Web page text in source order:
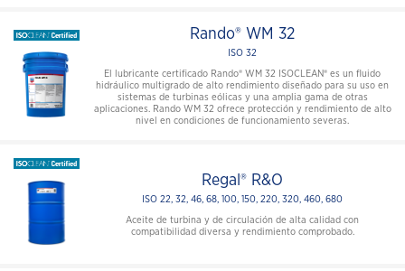
Rando® WM 32
ISO 32
El lubricante certificado Rando® WM 32 ISOCLEAN® es un fluido
hidráulico multigrado de alto rendimiento diseñado para su uso en
sistemas de turbinas eólicas y una amplia gama de otras
aplicaciones. Rando WM 32 ofrece protección y rendimiento de alto
nivel en condiciones de funcionamiento severas.
Regal® R&O
ISO 22, 32, 46, 68, 100, 150, 220, 320, 460, 680
Aceite de turbina y de circulación de alta calidad con
compatibilidad diversa y rendimiento comprobado.